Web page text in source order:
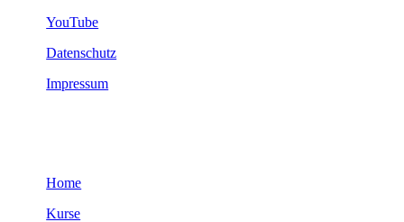
YouTube
Datenschutz
Impressum
Home
Kurse